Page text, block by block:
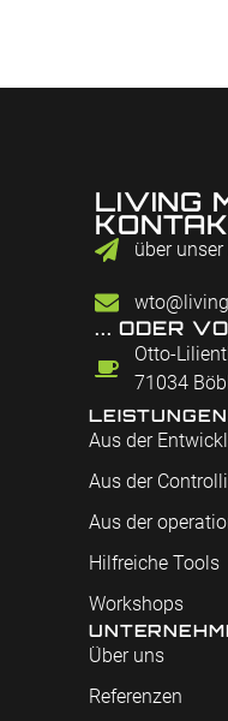
LIVING
über
... ODER
Otto-
71034
LEISTUNGEN
Aus der
Aus der
Aus der
Hilfreiche Tools
Workshops
Über uns
Referenzen